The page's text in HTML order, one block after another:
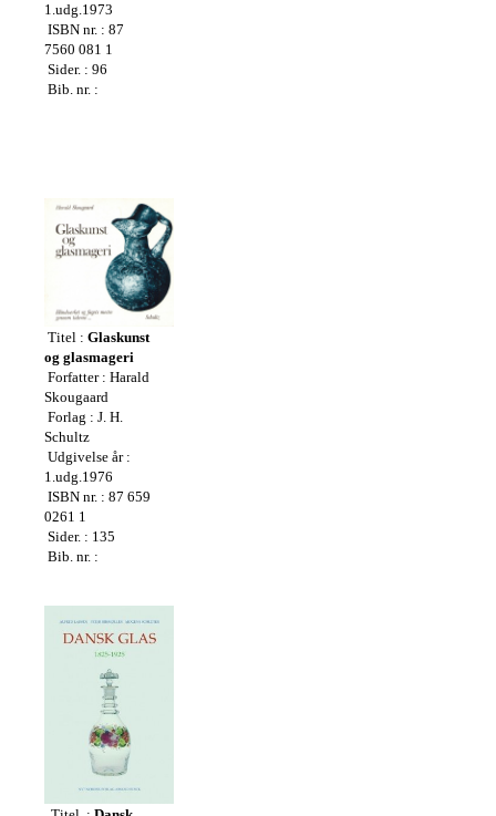
1.udg.1973
ISBN nr. : 87
7560 081 1
Sider. : 96
Bib. nr. :
Titel : Glaskunst
og glasmageri
Forfatter : Harald
Skougaard
Forlag : J. H.
Schultz
Udgivelse år :
1.udg.1976
ISBN nr. : 87 659
0261 1
Sider. : 135
Bib. nr. :